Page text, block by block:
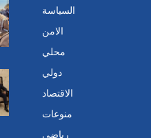
السياسة
الامن
محلي
دولي
الاقتصاد
منوعات
رياضي